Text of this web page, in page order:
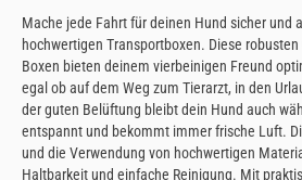
Mache jede Fahrt für deinen Hund sicher und
hochwertigen Transportboxen. Diese
Boxen bieten deinem vierbeinigen Freund
egal ob auf dem Weg zum Tierarzt, in den
der guten Belüftung bleibt dein Hund auch
entspannt und bekommt immer frische Luft.
und die Verwendung von hochwertigen
Haltbarkeit und einfache Reinigung. Mit